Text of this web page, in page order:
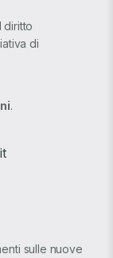
diritto
di
.
sulle nuove